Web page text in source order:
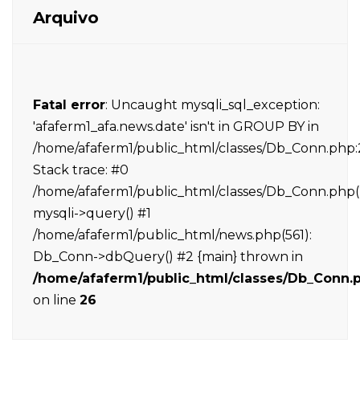
Arquivo
Fatal error: Uncaught mysqli_sql_exception:
'afaferm1_afa.news.date' isn't in GROUP BY in
/home/afaferm1/public_html/classes/
Stack trace: #0
/home/afaferm1/public_html/classes/
mysqli->query() #1
/home/afaferm1/public_html/news.php(561):
Db_Conn->dbQuery() #2 {main} thrown in
/home/afaferm1/public_html/classes/
on line 26